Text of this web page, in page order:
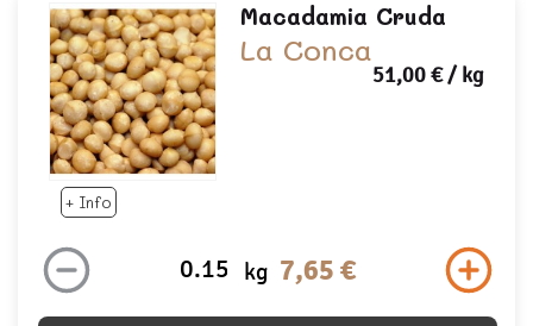
+ Info
Macadamia Cruda
La Conca
51,00 €/ kg
kg 7,65 €